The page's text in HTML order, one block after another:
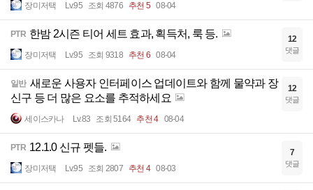
장미저택 Lv.95 조회 4876 추천 5 08-04
PTR 한밤 2시즌 티어 세트 효과, 획득처, 룩 등.
장미저택 Lv.95 조회 9318 추천 6 08-04
12
댓글
일반 새로운 사용자 인터페이스 업데이트와 함께 물약과 장
신구 등 더 많은 요소를 추적하세요
세이스카나 Lv.83 조회 5164 추천 4 08-04
12
댓글
PTR 12.1.0 신규 펫들.
장미저택 Lv.95 조회 2807 추천 4 08-03
7
댓글